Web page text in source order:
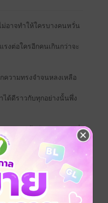
อาจทำให้ใครบางคนหวั่น
งต่อใครอีกคนเกินกว่าจะ
วามทรงจำจนหลงเหลือ
ได้ดีราวกับทุกอย่างนั้นพึ่ง
แฟนเก่า จึงมีผลกับแค่คนที่
กับ เดือนเหนือ
ปลี่ยนไปจนไม่อาจเรียกได้
ขึ้น น่าเกรงขาม อีกทั้งยัง
างจากมาเฟียที่ใครเขาร่ำ
ปต่อกรกับเขาได้อย่างไร